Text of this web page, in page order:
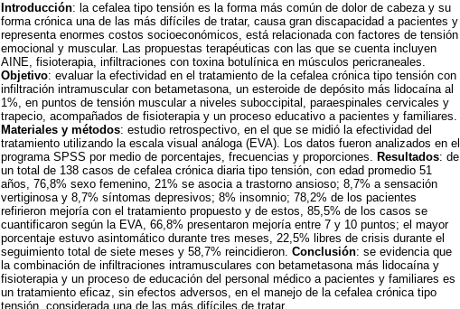
Introducción: la cefalea tipo tensión es la forma más común de dolor de cabeza y su
forma crónica una de las más difíciles de tratar, causa gran discapacidad a pacientes y
representa enormes costos socioeconómicos, está relacionada con factores de tensión
emocional y muscular. Las propuestas terapéuticas con las que se cuenta incluyen
AINE, fisioterapia, infiltraciones con toxina botulínica en músculos pericraneales.
Objetivo: evaluar la efectividad en el tratamiento de la cefalea crónica tipo tensión con
infiltración intramuscular con betametasona, un esteroide de depósito más lidocaína al
1%, en puntos de tensión muscular a niveles suboccipital, paraespinales cervicales y
trapecio, acompañados de fisioterapia y un proceso educativo a pacientes y familiares.
Materiales y métodos: estudio retrospectivo, en el que se midió la efectividad del
tratamiento utilizando la escala visual análoga (EVA). Los datos fueron analizados en el
programa SPSS por medio de porcentajes, frecuencias y proporciones. Resultados: de
un total de 138 casos de cefalea crónica diaria tipo tensión, con edad promedio 51
años, 76,8% sexo femenino, 21% se asocia a trastorno ansioso; 8,7% a sensación
vertiginosa y 8,7% síntomas depresivos; 8% insomnio; 78,2% de los pacientes
refirieron mejoría con el tratamiento propuesto y de estos, 85,5% de los casos se
cuantificaron según la EVA, 66,8% presentaron mejoría entre 7 y 10 puntos; el mayor
porcentaje estuvo asintomático durante tres meses, 22,5% libres de crisis durante el
seguimiento total de siete meses y 58,7% reincidieron. Conclusión: se evidencia que
la combinación de infiltraciones intramusculares con betametasona más lidocaína y
fisioterapia y un proceso de educación del personal médico a pacientes y familiares es
un tratamiento eficaz, sin efectos adversos, en el manejo de la cefalea crónica tipo
tensión, considerada una de las más difíciles de tratar.